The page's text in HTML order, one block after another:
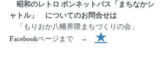
昭和のレトロ ボンネットバス「まちなかシ
ャトル」　についてのお問合せは
「もりおか八幡界隈まちづくりの会」
Facebookページまで　→ ★